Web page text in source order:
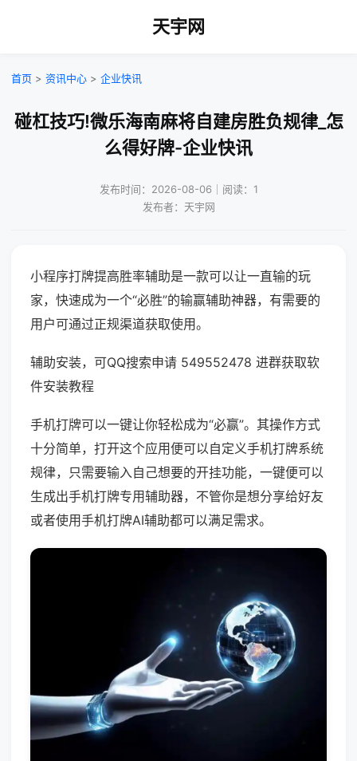
天宇网
首页 > 资讯中心 > 企业快讯
碰杠技巧!微乐海南麻将自建房胜负规律_怎
么得好牌-企业快讯
发布时间：2026-08-06｜阅读：1
发布者：天宇网
小程序打牌提高胜率辅助是一款可以让一直输的玩
家，快速成为一个“必胜”的输赢辅助神器，有需要的
用户可通过正规渠道获取使用。
辅助安装，可QQ搜索申请 549552478 进群获取软
件安装教程
手机打牌可以一键让你轻松成为“必赢”。其操作方式
十分简单，打开这个应用便可以自定义手机打牌系统
规律，只需要输入自己想要的开挂功能，一键便可以
生成出手机打牌专用辅助器，不管你是想分享给好友
或者使用手机打牌AI辅助都可以满足需求。